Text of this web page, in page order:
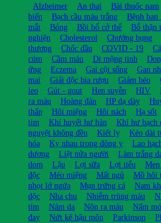
Alzheimer An thai Bài thuốc nam
biến
Bạch cầu máu trắng Bệnh ban
mắt
Bỏng Bồi bổ cở thể Bổ thận
nghiện
Cholesterol Chướng bụng
thương
Chốc đầu COVID - 19
cúm
Cầm máu Di mộng tinh
ứng
Eczema Gai cột sống Gan
mai
Giải độc bia rượu Giảm béo
leo
Gút - gout Hen suyễn HIV
ra máu
Hoàng đản HP dạ dày
thấp
Hôi miệng Hôi nách Hạ sốt
tim
Khí huyết hư hàn Khí hư bạch
nguyệt không đều
Kiết lỵ Kéo dài
hóa
Kỵ nhau trong đông y Lao
dương
Liệt nửa người Làm trắng
dom
Lậu Lợi sữa Lợi tiểu
độc
Méo miệng Mất ngủ Mồ hôi
nhọt lở ngứa
Mụn trứng cá Nam
độc
Nha chu Nhiễm trùng máu
tim
Nám da Nôn ra máu Nấm
đay
Nứt kẽ hậu môn Parkinson